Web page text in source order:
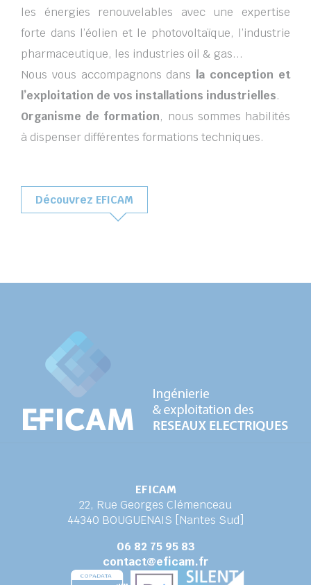
les énergies renouvelables avec une expertise
forte dans l’éolien et le photovoltaïque, l’industrie
pharmaceutique, les industries oil & gas...
Nous vous accompagnons dans la conception et
l’exploitation de vos installations industrielles.
Organisme de formation, nous sommes habilités
à dispenser différentes formations techniques.
Découvrez EFICAM
EFICAM
22, Rue Georges Clémenceau
44340 BOUGUENAIS [Nantes Sud]
06 82 75 95 83
contact@eficam.fr